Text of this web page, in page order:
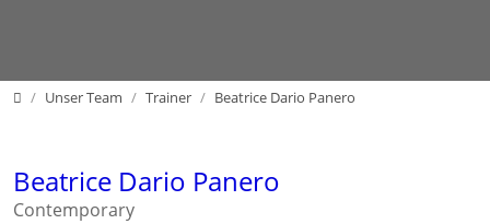
HomeUnser Team Trainer Beatrice Dario Panero
Beatrice Dario Panero
Contemporary